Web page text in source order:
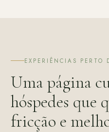
EXPERIÊNCIAS PERTO
Uma página
hóspedes que
fricção e